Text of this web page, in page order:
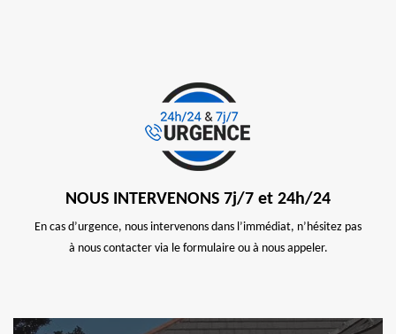
NOUS INTERVENONS 7j/7 et 24h/24
En cas d’urgence, nous intervenons dans l’immédiat, n’hésitez pas
à nous contacter via le formulaire ou à nous appeler.